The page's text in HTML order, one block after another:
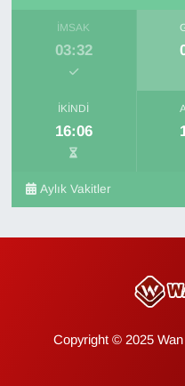
İMSAK
03:32
İKINDI
16:06
Aylık Vakitler
Copyright © 2025 Wan